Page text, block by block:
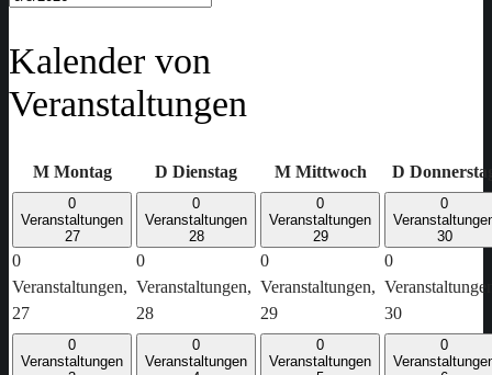
Kalender von
Veranstaltungen
M Montag D Dienstag M Mittwoch D
0
Veranstaltungen
27
0
Veranstaltungen,
27
0
Veranstaltungen
28
0
Veranstaltungen,
28
0
Veranstaltungen
29
0
Veranstaltungen,
29
0
30
0
30
0
Veranstaltungen
0
Veranstaltungen
0
Veranstaltungen
0